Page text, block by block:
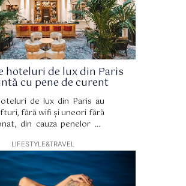
hoteluri de lux din Paris
cu pene de curent
de lux din Paris au
fără wifi și uneori fără
din cauza penelor de
LIFESTYLE&TRAVEL